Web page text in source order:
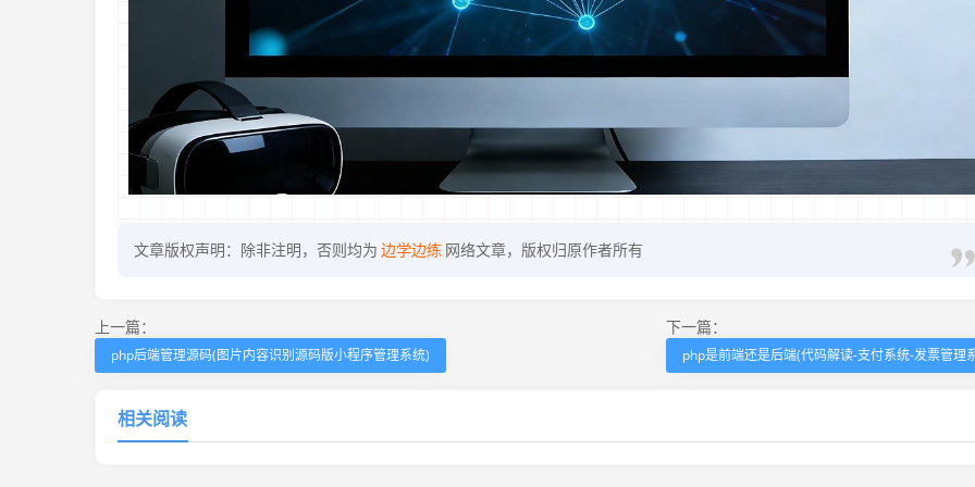
文章版权声明：除非注明，否则均为 边学边练 网络文章，版权归原作者所有
上一篇：
php后端管理源码(图片内容识别源码版小程序管理系统)
下一篇：
php是前端还是后端(代码解读-支付系统-发票管理
相关阅读